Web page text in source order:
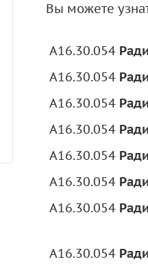
Вы можете
A16.30.054
A16.30.054
A16.30.054
A16.30.054
A16.30.054
A16.30.054
A16.30.054
A16.30.054